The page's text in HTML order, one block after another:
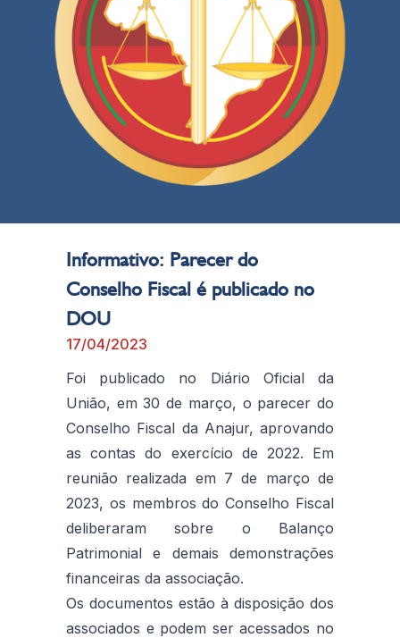
Informativo: Parecer do
Conselho Fiscal é publicado no
DOU
17/04/2023
Foi publicado no Diário Oficial da
União, em 30 de março, o parecer do
Conselho Fiscal da Anajur, aprovando
as contas do exercício de 2022. Em
reunião realizada em 7 de março de
2023, os membros do Conselho Fiscal
deliberaram sobre o Balanço
Patrimonial e demais demonstrações
financeiras da associação.
Os documentos estão à disposição dos
associados e podem ser acessados no